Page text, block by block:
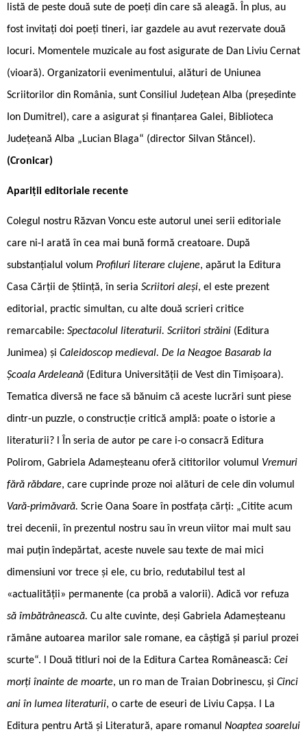
listă de peste două sute de poeți din care să aleagă. În plus, au
fost invitați doi poeți tineri, iar gazdele au avut rezervate două
locuri. Momentele muzicale au fost asigurate de Dan Liviu Cernat
(vioară). Organizatorii evenimentului, alături de Uniunea
Scriitorilor din România, sunt Consiliul Județean Alba (președinte
Ion Dumitrel), care a asigurat și finanțarea Galei, Biblioteca
Județeană Alba „Lucian Blaga“ (director Silvan Stâncel).
(Cronicar)
Apariții editoriale recente
Colegul nostru Răzvan Voncu este autorul unei serii editoriale
care ni-l arată în cea mai bună formă creatoare. După
substanțialul volum Profiluri literare clujene, apărut la Editura
Casa Cărții de Știință, în seria Scriitori aleși, el este prezent
editorial, practic simultan, cu alte două scrieri critice
remarcabile: Spectacolul literaturii. Scriitori străini (Editura
Junimea) și Caleidoscop medieval. De la Neagoe Basarab la
Școala Ardeleană (Editura Universității de Vest din Timișoara).
Tematica diversă ne face să bănuim că aceste lucrări sunt piese
dintr-un puzzle, o construcție critică amplă: poate o istorie a
literaturii? l În seria de autor pe care i-o consacră Editura
Polirom, Gabriela Adameșteanu oferă cititorilor volumul Vremuri
fără răbdare, care cuprinde proze noi alături de cele din volumul
Vară-primăvară. Scrie Oana Soare în postfața cărți: „Citite acum
trei decenii, în prezentul nostru sau în vreun viitor mai mult sau
mai puțin îndepărtat, aceste nuvele sau texte de mai mici
dimensiuni vor trece și ele, cu brio, redutabilul test al
«actualității» permanente (ca probă a valorii). Adică vor refuza
să îmbătrânească. Cu alte cuvinte, deși Gabriela Adameșteanu
rămâne autoarea marilor sale romane, ea câștigă și pariul prozei
scurte“. l Două titluri noi de la Editura Cartea Românească: Cei
morți înainte de moarte, un ro man de Traian Dobrinescu, și Cinci
ani în lumea literaturii, o carte de eseuri de Liviu Capșa. l La
Editura pentru Artă și Literatură, apare romanul Noaptea soarelui